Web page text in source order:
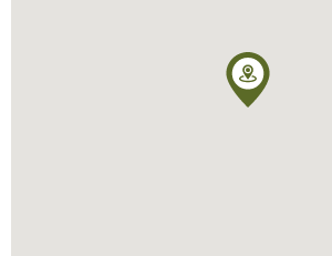
https://www.mle.lt/